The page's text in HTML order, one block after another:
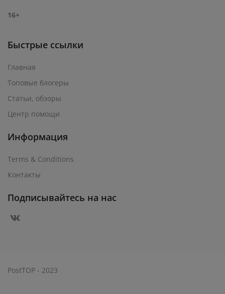
16+
Быстрые ссылки
Главная
Топовые блогеры
Статьи, обзоры
Центр помощи
Информация
Terms & Conditions
Контакты
Подписывайтесь на нас
PostTOP - 2023